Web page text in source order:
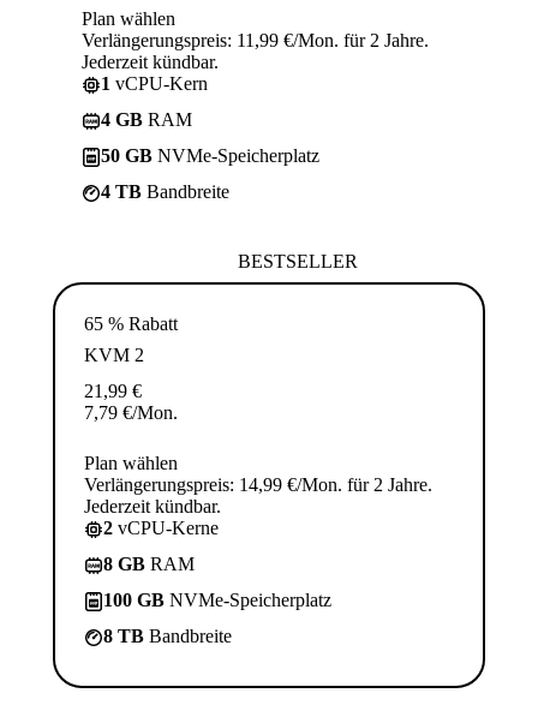
Plan wählen
Verlängerungspreis: 11,99 €/Mon. für 2 Jahre.
Jederzeit kündbar.
1 vCPU-Kern
4 GB RAM
50 GB NVMe-Speicherplatz
4 TB Bandbreite
BESTSELLER
65 % Rabatt
KVM 2
21,99 €
7,79 €/Mon.
Plan wählen
Verlängerungspreis: 14,99 €/Mon. für 2 Jahre.
Jederzeit kündbar.
2 vCPU-Kerne
8 GB RAM
100 GB NVMe-Speicherplatz
8 TB Bandbreite